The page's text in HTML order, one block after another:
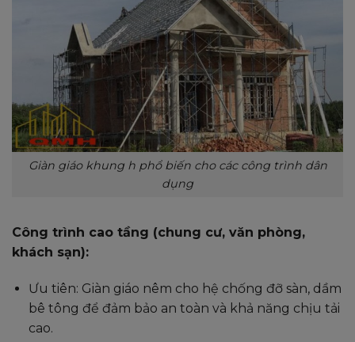
Giàn giáo khung h phổ biến cho các công trình dân
dụng
Công trình cao tầng (chung cư, văn phòng,
khách sạn):
Ưu tiên: Giàn giáo nêm cho hệ chống đỡ sàn, dầm
bê tông để đảm bảo an toàn và khả năng chịu tải
cao.